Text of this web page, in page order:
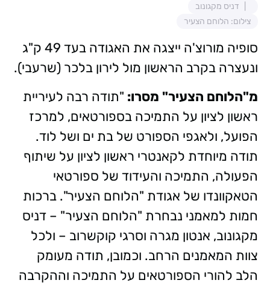
דניס מקגונוב
צילום: הלוחם הצעיר
סופיה מורוצ'ה ייצגה את האגודה בעד 49 ק"ג
ונעצרה בקרב הראשון מול לירון בלכר (שרעבי).
מ"הלוחם הצעיר" מסרו: "תודה רבה לעיריית
ראשון לציון על התמיכה בספורטאים, למרכז
הפועל, ולאגפי הספורט של בת ים ושל לוד.
תודה מיוחדת לקאנטרי ראשון לציון על שיתוף
הפעולה, התמיכה והעידוד של ספורטאי
הטאקוונדו של אגודת "הלוחם הצעיר". ברכות
חמות למאמני נבחרת "הלוחם הצעיר" – דניס
מקגונוב, אנטון מגרה וסרגי קוקשרוב – ולכל
צוות המאמנים הרחב. וכמובן, תודה מעומק
הלב להורי הספורטאים על התמיכה וההקרבה